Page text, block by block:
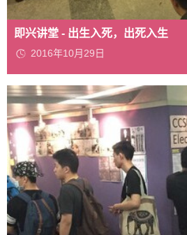
即兴讲堂 - 出生入死，出死入生
2016年10月29日